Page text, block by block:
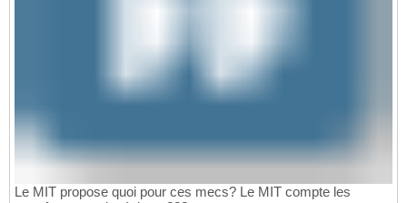
Le MIT propose quoi pour ces mecs? Le MIT compte les